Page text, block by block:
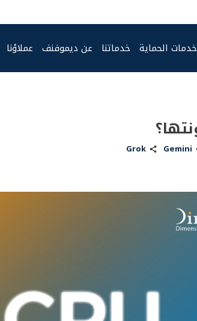
خدمات الحماية خدماتنا عن ديموفنف عملاؤنا
Gemini
Grok